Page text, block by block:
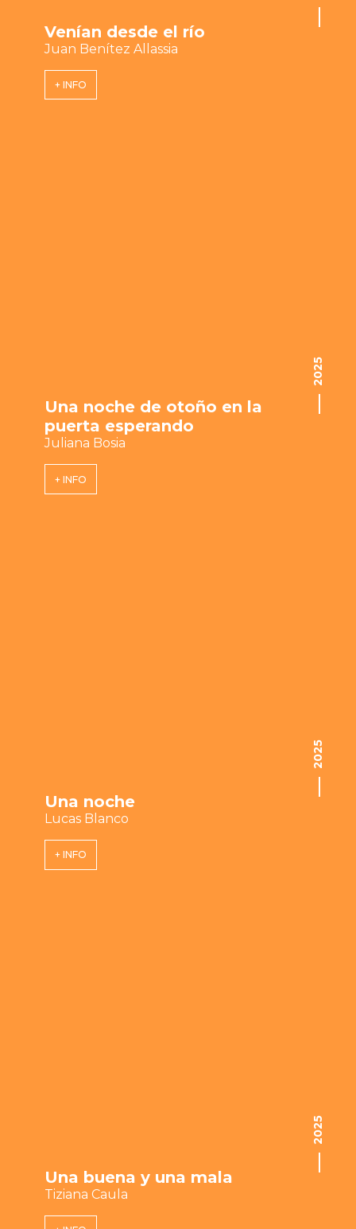
Venían desde el río
Juan Benítez Allassia
+ INFO
Una noche de otoño en la
puerta esperando
Juliana Bosia
+ INFO
2025
Una noche
Lucas Blanco
+ INFO
2025
Una buena y una mala
Tiziana Caula
2025